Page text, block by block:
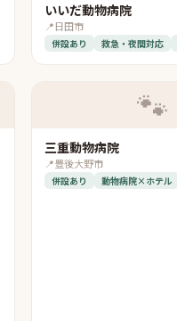
いいだ動物病院
📍日田市
併設あり 救急・夜間対応
🐾
三重動物病院
📍豊後大野市
併設あり 動物病院×ホテル